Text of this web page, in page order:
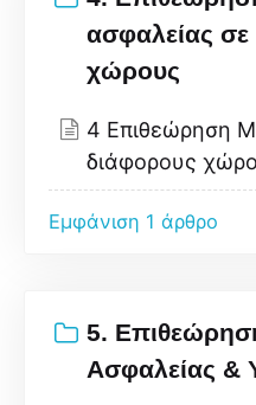
ασφαλείας
χώρους
4 Επιθεώρηση
διάφορους
Εμφάνιση 1 άρθρο
5.
Ασφαλείας &